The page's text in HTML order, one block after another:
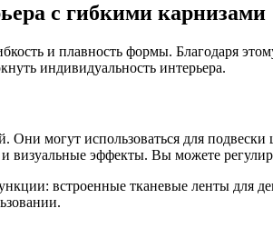
с гибкими карнизами
и плавность формы. Благодаря
индивидуальность интерьера.
могут использоваться для
визуальные эффекты. Вы можете
встроенные тканевые ленты для